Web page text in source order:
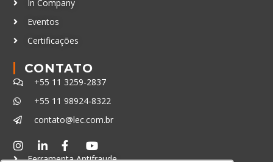
In Company
Eventos
Certificações
CONTATO
+55 11 3259-2837
+55 11 98924-8322
contato@lec.com.br
Ferramenta Antifraude